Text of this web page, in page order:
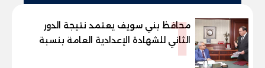
1
محافظ بني سويف يعتمد نتيجة الدور
الثاني للشهادة الإعدادية العامة بنسبة